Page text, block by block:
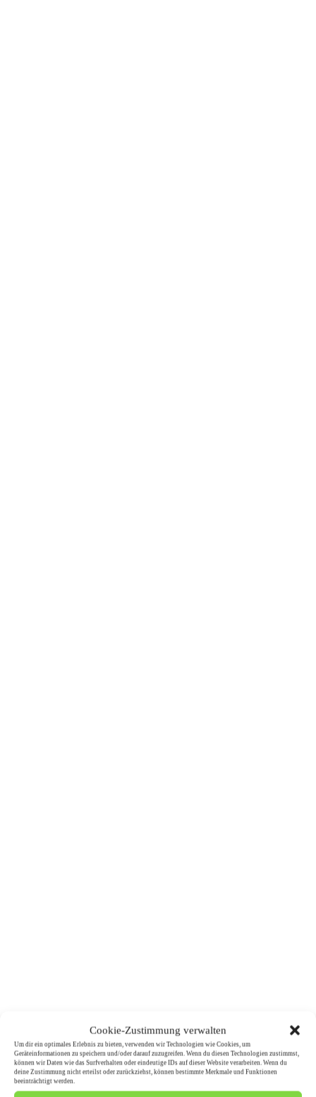
Cookie-Zustimmung verwalten
Um dir ein optimales Erlebnis zu bieten, verwenden wir Technologien wie Cookies, um
Geräteinformationen zu speichern und/oder darauf zuzugreifen. Wenn du diesen Technologien zustimmst,
können wir Daten wie das Surfverhalten oder eindeutige IDs auf dieser Website verarbeiten. Wenn du
deine Zustimmung nicht erteilst oder zurückziehst, können bestimmte Merkmale und Funktionen
beeinträchtigt werden.